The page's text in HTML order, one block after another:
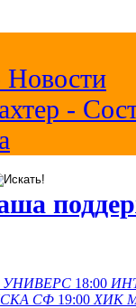
-
УНИВЕРС 18:00
СФ 19:00 ХИК